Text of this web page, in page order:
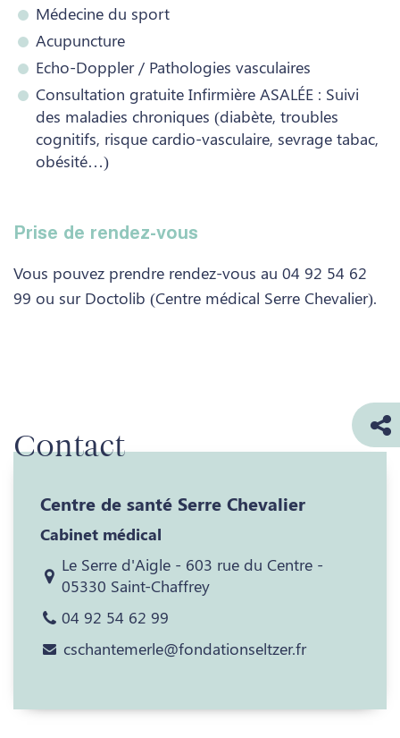
Médecine du sport
Acupuncture
Echo-Doppler / Pathologies vasculaires
Consultation gratuite Infirmière ASALÉE : Suivi
des maladies chroniques (diabète, troubles
cognitifs, risque cardio-vasculaire, sevrage tabac,
obésité…)
Prise de rendez-vous
Vous pouvez prendre rendez-vous au 04 92 54 62
99 ou sur Doctolib (Centre médical Serre Chevalier).
Contact
Centre de santé Serre Chevalier
Cabinet médical
Le Serre d'Aigle - 603 rue du Centre -
05330 Saint-Chaffrey
04 92 54 62 99
cschantemerle@fondationseltzer.fr